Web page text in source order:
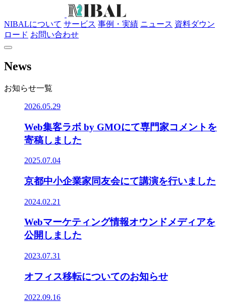
NIBALについて サービス 事例・実績 ニュース 資料ダウン
ロード お問い合わせ
News
お知らせ一覧
2026.05.29
Web集客ラボ by GMOにて専門家コメントを
寄稿しました
2025.07.04
京都中小企業家同友会にて講演を行いました
2024.02.21
Webマーケティング情報オウンドメディアを
公開しました
2023.07.31
オフィス移転についてのお知らせ
2022.09.16